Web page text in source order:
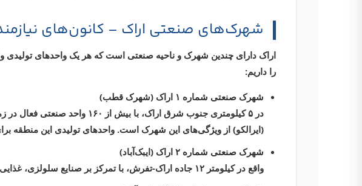
شهرک‌های صنعتی اراک – کانون‌های نیازمند
اراک دارای چندین شهرک و ناحیه صنعتی است که هر یک واحدهای تولیدی
را داریم:
شهرک صنعتی شماره ۱ اراک (شهرک قطب)
در ۵ کیلومتری جنوب شرق اراک، با بیش از ۱۶۰ واحد صنعتی فعال در زمینه‌های شیمیایی، کانی غیرفلزی، پتروشیمی و فلزی. مجاورت با
(ایرالکو) از ویژگی‌های این شهرک است. واحدهای تولیدی این منطقه برای
شهرک صنعتی شماره ۲ اراک (ایبک‌آباد)
واقع در کیلومتر ۱۲ جاده اراک-تفرش، با تمرکز بر صنایع سلولزی، غذایی و تبدیلی.